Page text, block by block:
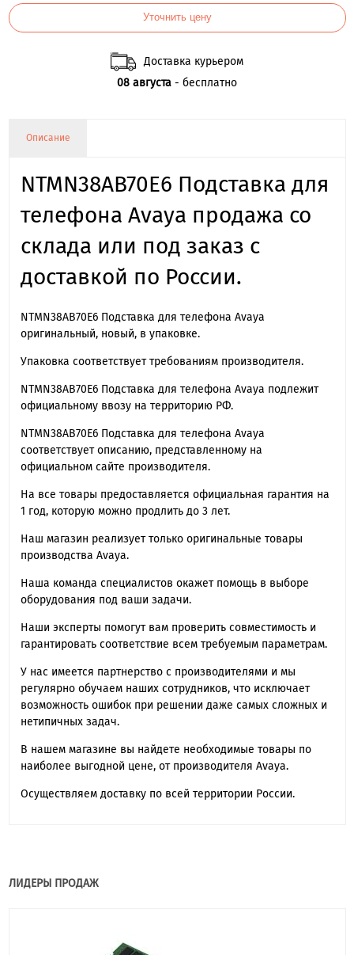
Уточнить цену
Доставка курьером
08 августа - бесплатно
Описание
NTMN38AB70E6 Подставка для
телефона Avaya продажа со
склада или под заказ с
доставкой по России.
NTMN38AB70E6 Подставка для телефона Avaya
оригинальный, новый, в упаковке.
Упаковка соответствует требованиям производителя.
NTMN38AB70E6 Подставка для телефона Avaya подлежит
официальному ввозу на территорию РФ.
NTMN38AB70E6 Подставка для телефона Avaya
соответствует описанию, представленному на
официальном сайте производителя.
На все товары предоставляется официальная гарантия на
1 год, которую можно продлить до 3 лет.
Наш магазин реализует только оригинальные товары
производства Avaya .
Наша команда специалистов окажет помощь в выборе
оборудования под ваши задачи.
Наши эксперты помогут вам проверить совместимость и
гарантировать соответствие всем требуемым параметрам.
У нас имеется партнерство с производителями и мы
регулярно обучаем наших сотрудников, что исключает
возможность ошибок при решении даже самых сложных и
нетипичных задач.
В нашем магазине вы найдете необходимые товары по
наиболее выгодной цене, от производителя Avaya .
Осуществляем доставку по всей территории России.
ЛИДЕРЫ ПРОДАЖ